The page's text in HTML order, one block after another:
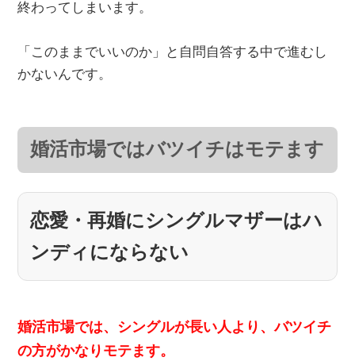
終わってしまいます。
「このままでいいのか」と自問自答する中で進むし
かないんです。
婚活市場ではバツイチはモテます
恋愛・再婚にシングルマザーはハ
ンディにならない
婚活市場では、シングルが長い人より、バツイチ
の方がかなりモテます。